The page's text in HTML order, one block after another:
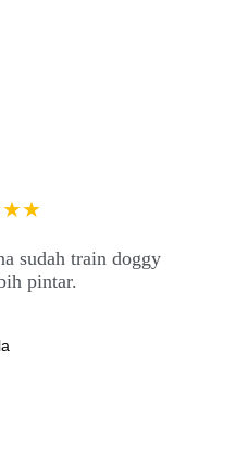
sudah train doggy
pintar.